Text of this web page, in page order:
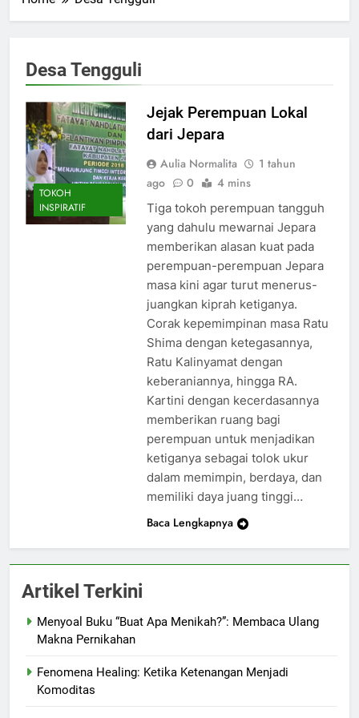
Desa Tengguli
TOKOH
INSPIRATIF
Jejak Perempuan Lokal
dari Jepara
Aulia Normalita
1 tahun
ago
0 4 mins
Tiga tokoh perempuan tangguh
yang dahulu mewarnai Jepara
memberikan alasan kuat pada
perempuan-perempuan Jepara
masa kini agar turut menerus-
juangkan kiprah ketiganya.
Corak kepemimpinan masa Ratu
Shima dengan ketegasannya,
Ratu Kalinyamat dengan
keberaniannya, hingga RA.
Kartini dengan kecerdasannya
memberikan ruang bagi
perempuan untuk menjadikan
ketiganya sebagai tolok ukur
dalam memimpin, berdaya, dan
memiliki daya juang tinggi…
Baca Lengkapnya
Artikel Terkini
Menyoal Buku “Buat Apa Menikah?”: Membaca Ulang
Makna Pernikahan
Fenomena Healing: Ketika Ketenangan Menjadi
Komoditas